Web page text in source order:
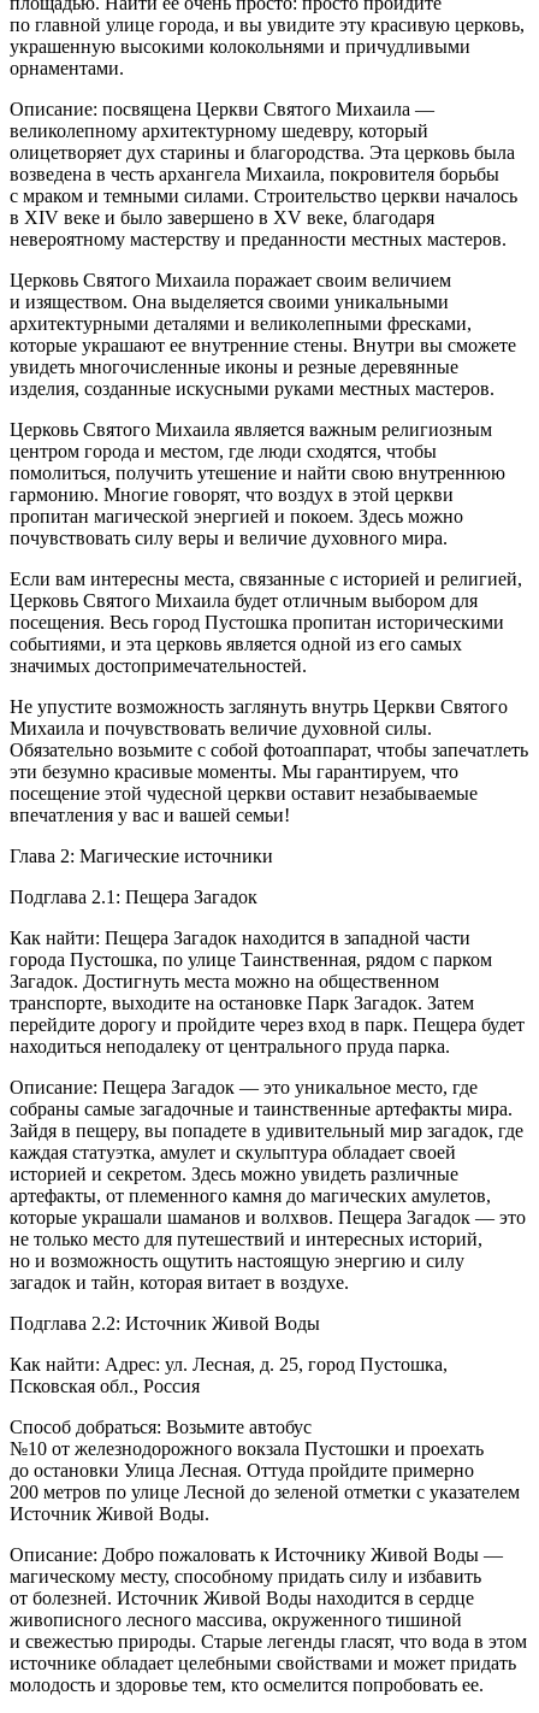
по главной улице города, и вы увидите эту красивую церковь,
украшенную высокими колокольнями и причудливыми
орнаментами.
Описание: посвящена Церкви Святого Михаила —
великолепному архитектурному шедевру, который
олицетворяет дух старины и благородства. Эта церковь была
возведена в честь архангела Михаила, покровителя борьбы
с мраком и темными силами. Строительство церкви началось
в XIV веке и было завершено в XV веке, благодаря
невероятному мастерству и преданности местных мастеров.
Церковь Святого Михаила поражает своим величием
и изяществом. Она выделяется своими уникальными
архитектурными деталями и великолепными фресками,
которые украшают ее внутренние стены. Внутри вы сможете
увидеть многочисленные иконы и резные деревянные
изделия, созданные искусными руками местных мастеров.
Церковь Святого Михаила является важным религиозным
центром города и местом, где люди сходятся, чтобы
помолиться, получить утешение и найти свою внутреннюю
гармонию. Многие говорят, что воздух в этой церкви
пропитан магической энергией и покоем. Здесь можно
почувствовать силу веры и величие духовного мира.
Если вам интересны места, связанные с историей и религией,
Церковь Святого Михаила будет отличным выбором для
посещения. Весь город Пустошка пропитан историческими
событиями, и эта церковь является одной из его самых
значимых достопримечательностей.
Не упустите возможность заглянуть внутрь Церкви Святого
Михаила и почувствовать величие духовной силы.
Обязательно возьмите с собой фотоаппарат, чтобы запечатлеть
эти безумно красивые моменты. Мы гарантируем, что
посещение этой чудесной церкви оставит незабываемые
впечатления у вас и вашей семьи!
Глава 2: Магические источники
Подглава 2.1: Пещера Загадок
Как найти: Пещера Загадок находится в западной части
города Пустошка, по улице Таинственная, рядом с парком
Загадок. Достигнуть места можно на общественном
транспорте, выходите на остановке Парк Загадок. Затем
перейдите дорогу и пройдите через вход в парк. Пещера будет
находиться неподалеку от центрального пруда парка.
Описание: Пещера Загадок — это уникальное место, где
собраны самые загадочные и таинственные артефакты мира.
Зайдя в пещеру, вы попадете в удивительный мир загадок, где
каждая статуэтка, амулет и скульптура обладает своей
историей и секретом. Здесь можно увидеть различные
артефакты, от племенного камня до магических амулетов,
которые украшали шаманов и волхвов. Пещера Загадок — это
не только место для путешествий и интересных историй,
но и возможность ощутить настоящую энергию и силу
загадок и тайн, которая витает в воздухе.
Подглава 2.2: Источник Живой Воды
Как найти: Адрес: ул. Лесная, д. 25, город Пустошка,
Псковская обл., Россия
Способ добраться: Возьмите автобус
№10 от железнодорожного вокзала Пустошки и проехать
до остановки Улица Лесная. Оттуда пройдите примерно
200 метров по улице Лесной до зеленой отметки с указателем
Источник Живой Воды.
Описание: Добро пожаловать к Источнику Живой Воды —
магическому месту, способному придать силу и избавить
от болезней. Источник Живой Воды находится в сердце
живописного лесного массива, окруженного тишиной
и свежестью природы. Старые легенды гласят, что вода в этом
источнике обладает целебными свойствами и может придать
молодость и здоровье тем, кто осмелится попробовать ее.